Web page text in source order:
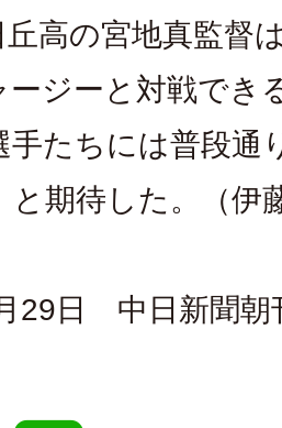
高の宮地真監督
ージーと対戦でき
手たちには普段通
と期待した。（伊
29日 中日新聞朝